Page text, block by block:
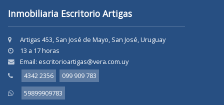
Inmobiliaria Escritorio Artigas
Artigas 453, San José de Mayo, San José, Uruguay
13 a 17 horas
Email: escritorioartigas@vera.com.uy
4342 2356
099 909 783
59899909783